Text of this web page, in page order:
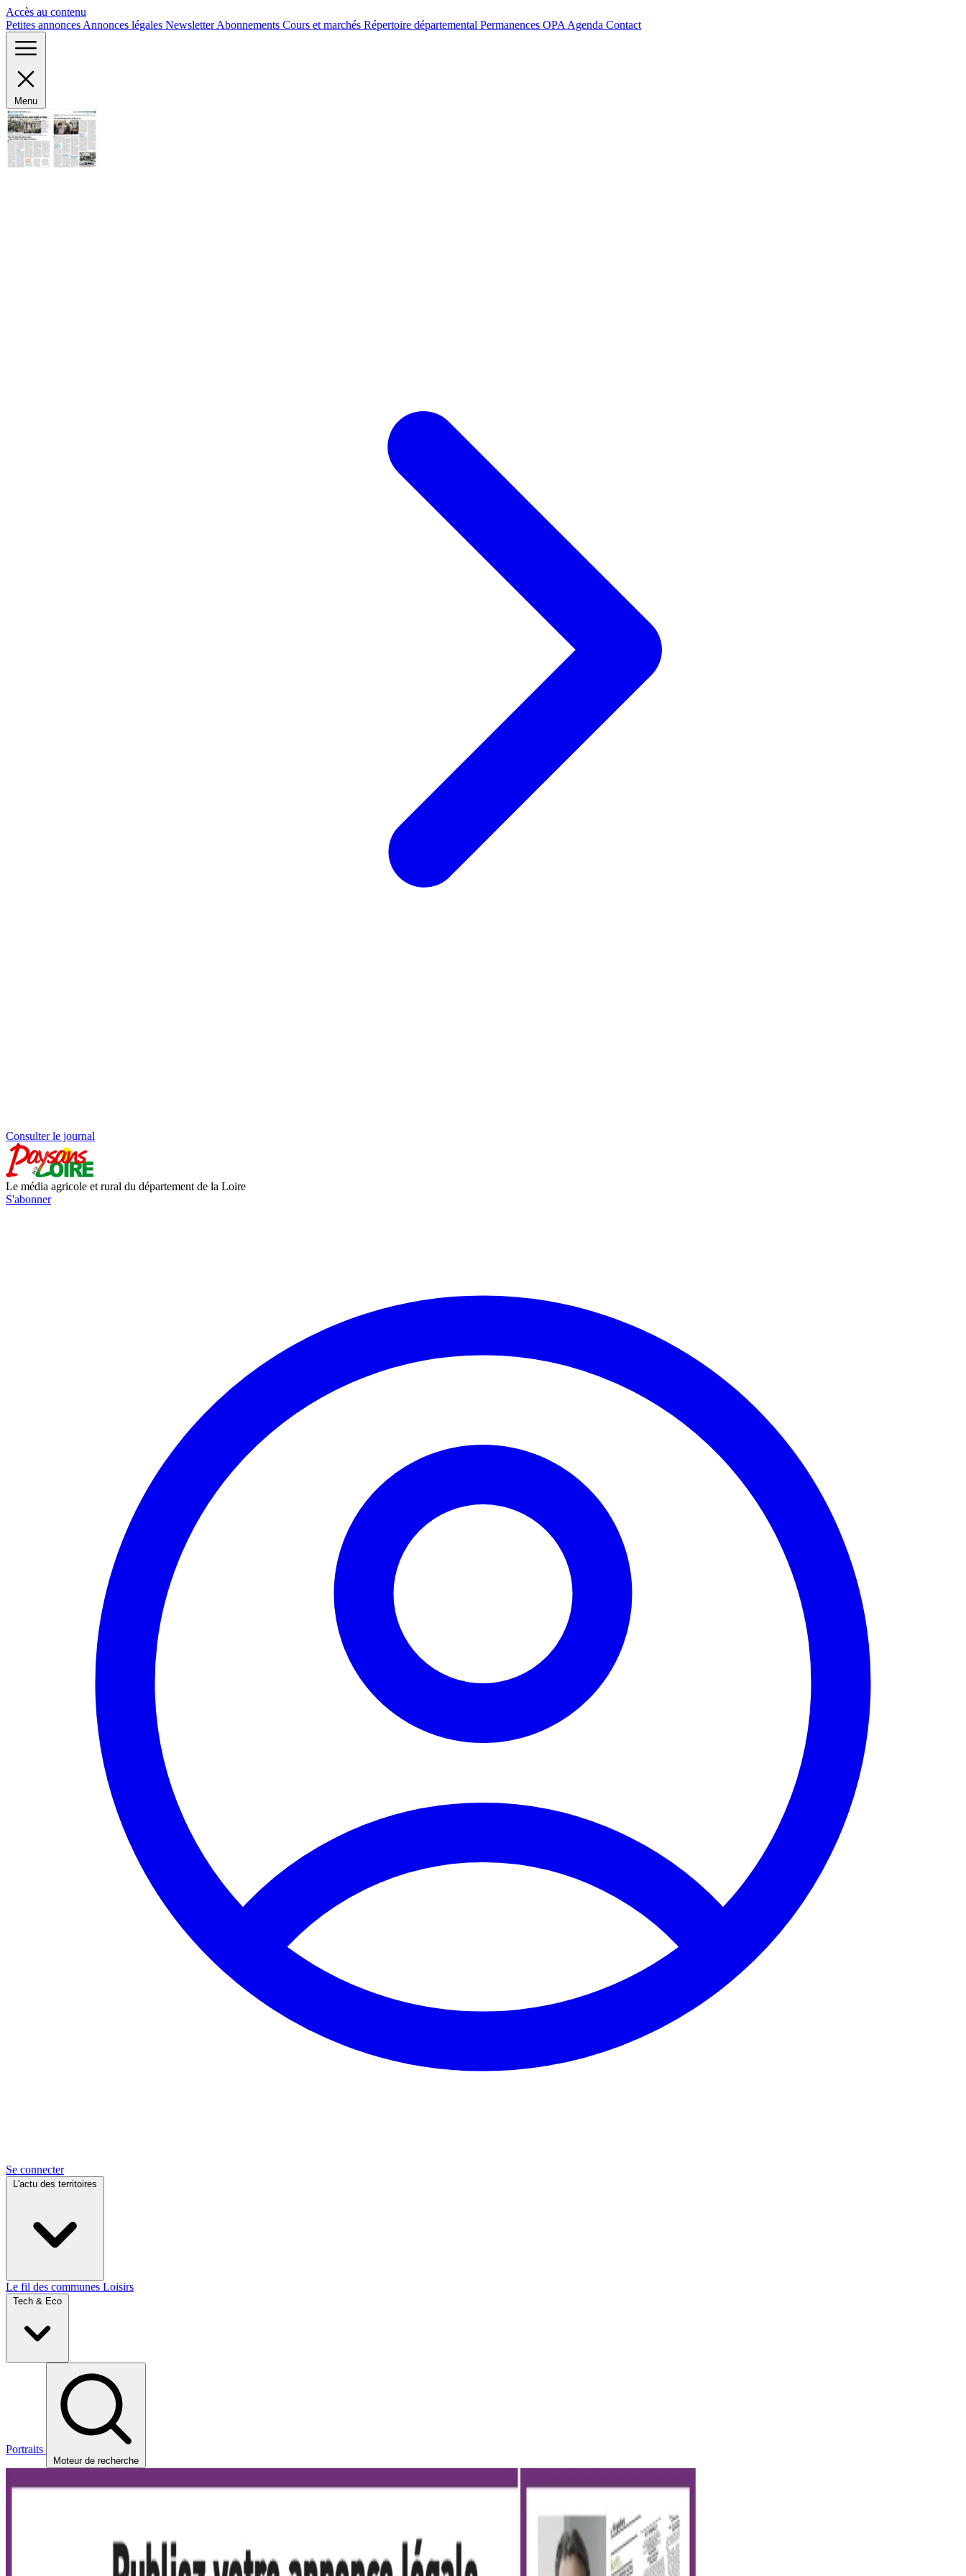
Accès au contenu
Petites annonces Annonces légales NewsletterAbonnements Cours et marchés Répertoire départemental Permanences OPA Agenda Contact
Menu
Consulter le journal
Le média agricole et rural du département de la Loire
S'abonner
Se connecter
L'actu des territoires
Le fil des communes Loisirs
Tech & Eco
Portraits
Moteur de recherche
Panneau de gestion des cookies